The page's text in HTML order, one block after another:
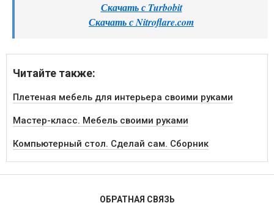
Скачать с Turbobit
Скачать с Nitroflare.com
Читайте также:
Плетеная мебель для интерьера своими руками
Мастер-класс. Мебель своими руками
Компьютерный стол. Сделай сам. Сборник
ОБРАТНАЯ СВЯЗЬ